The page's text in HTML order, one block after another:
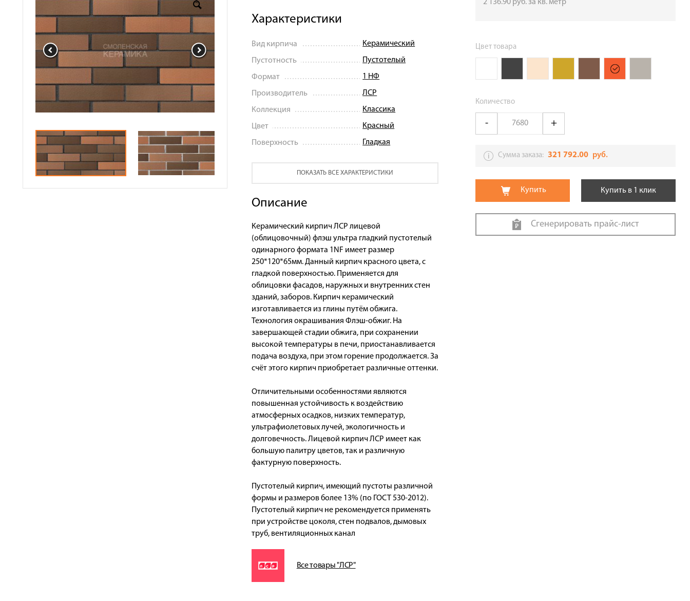
Галерея объектов
Характеристики
Вид кирпича Керамический
Пустотность Пустотелый
Формат 1 НФ
Производитель ЛСР
Коллекция Классика
Цвет Красный
Поверхность Гладкая
ПОКАЗАТЬ ВСЕ ХАРАКТЕРИСТИКИ
Описание
Керамический кирпич ЛСР лицевой
(облицовочный) флэш ультра гладкий пустотелый
одинарного формата 1NF имеет размер
250*120*65мм. Данный кирпич красного цвета, с
гладкой поверхностью. Применяется для
облицовки фасадов, наружных и внутренних стен
зданий, заборов. Кирпич керамический
изготавливается из глины путём обжига.
Технология окрашивания Флэш-обжиг. На
завершающей стадии обжига, при сохранении
высокой температуры в печи, приостанавливается
подача воздуха, при этом горение продолжается. За
счёт этого кирпич приобретает различные оттенки.
Отличительными особенностями являются
повышенная устойчивость к воздействию
атмосферных осадков, низких температур,
ультрафиолетовых лучей, экологичность и
долговечность. Лицевой кирпич ЛСР имеет как
большую палитру цветов, так и различную
фактурную поверхность.
Пустотелый кирпич, имеющий пустоты различной
формы и размеров более 13% (по ГОСТ 530-2012).
Пустотелый кирпич не рекомендуется применять
при устройстве цоколя, стен подвалов, дымовых
труб, вентиляционных канал
Все товары "ЛСР"
2 136.90 руб.за кв. метр
Цвет товара
Количество
Сумма заказа: 321 792.00руб.
Купить Купить в 1 клик
Сгенерировать прайс-лист